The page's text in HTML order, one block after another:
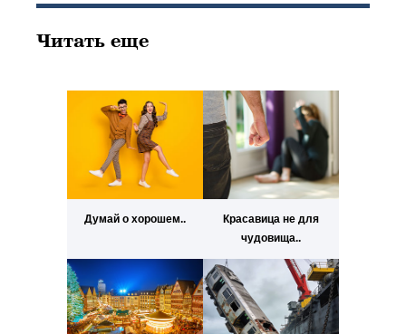
Читать еще
Думай о хорошем..
Красавица не для
чудовища..